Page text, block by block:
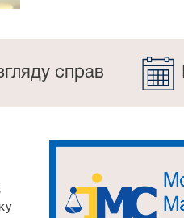
справ
Попередній